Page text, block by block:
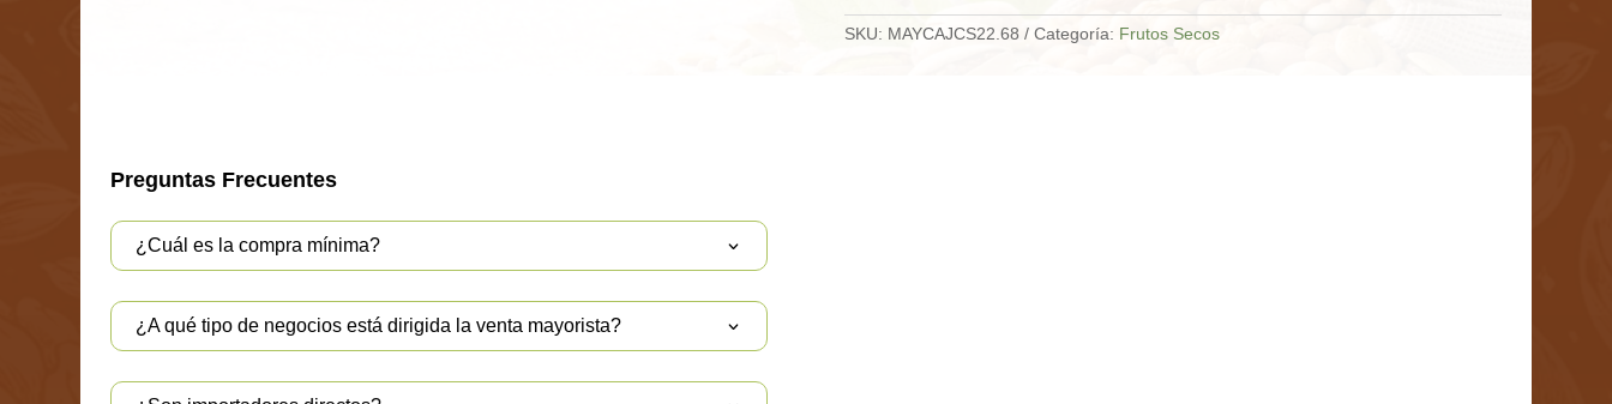
Sal
SKU: MAYCAJCS22.68 Categoría: Frutos Secos
Preguntas Frecuentes
¿Cuál es la compra mínima?
¿A qué tipo de negocios está dirigida la venta mayorista?